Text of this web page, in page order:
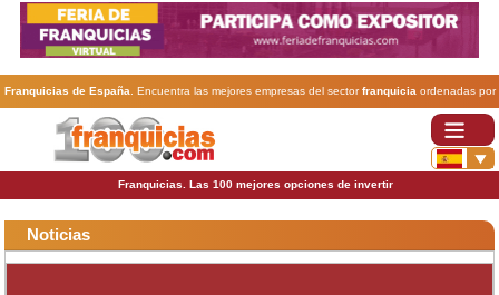
Franquicias de España . Encuentra las mejores empresas del sectorfranquicia ordenadas por
actividad. En www.100franquicias.com encontrarás las más rentables, baratas y
Franquicias. Las 100 mejores opciones de invertir
Noticias